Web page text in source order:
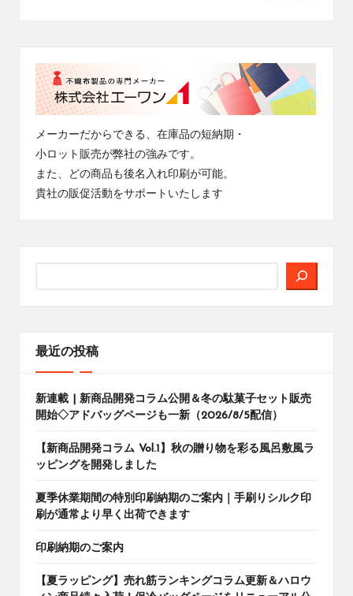
メーカーだからできる、在庫品の短納期・
小ロット販売が弊社の強みです。
また、どの商品も後名入れ印刷が可能。
貴社の販促活動をサポートいたします
最近の投稿
新連載 | 新商品開発コラム公開＆冬の駄菓子セット販売
開始◇アドバッグページも一新（2026/8/5配信）
【新商品開発コラム Vol.1】秋の贈り物を彩る風呂敷風ラ
ッピングを開発しました
夏季休業期間の特別印刷納期のご案内｜手刷りシルク印
刷が通常より早く出荷できます
印刷納期のご案内
【夏ラッピング】売れ筋ランキングコラム更新＆ハロウ